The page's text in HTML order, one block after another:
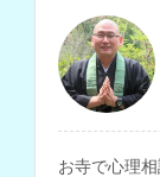
お寺で心理